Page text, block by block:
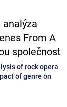
From A
společnost
of rock opera
of genre on